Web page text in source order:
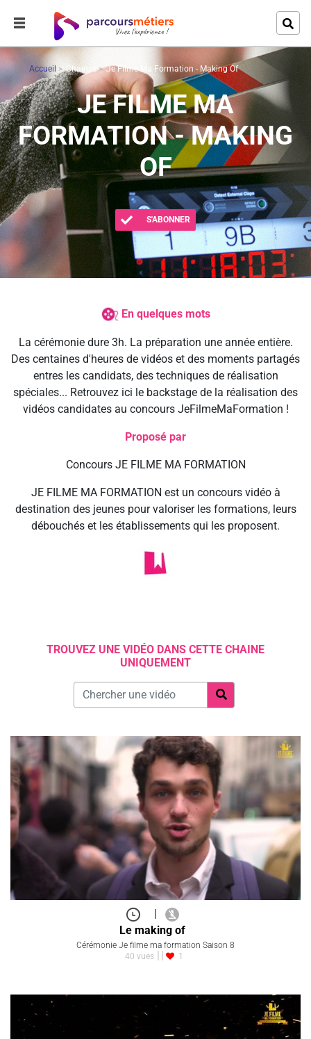
Accueil Chaines Je Filme Ma Formation - Making Of
JE FILME MA
FORMATION - MAKING
OF
S'ABONNER
En quelques mots
La cérémonie dure 3h. La préparation une année entière.
Des centaines d'heures de vidéos et des moments partagés
entres les candidats, des techniques de réalisation
spéciales... Retrouvez ici le backstage de la réalisation des
vidéos candidates au concours JeFilmeMaFormation !
Proposé par
Concours JE FILME MA FORMATION
JE FILME MA FORMATION est un concours vidéo à
destination des jeunes pour valoriser les formations, leurs
débouchés et les établissements qui les proposent.
TROUVEZ UNE VIDÉO DANS CETTE CHAINE
UNIQUEMENT
|
Le making of
Cérémonie Je filme ma formation Saison 8
40 vues
1